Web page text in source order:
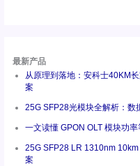
最新产品
从原理到落地：安科士40KM
案
25G SFP28光模块全解析：数
一文读懂 GPON OLT 模块功
25G SFP28 LR 1310nm
案